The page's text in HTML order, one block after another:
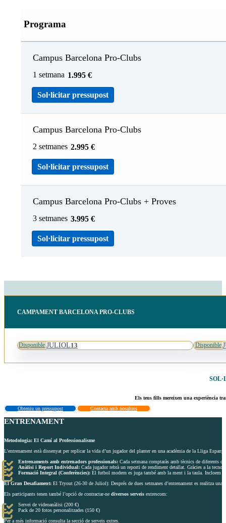
Programa
Campus Barcelona Pro-Clubs
1 setmana 1.995 €
Sol·licitar pressupost
Campus Barcelona Pro-Clubs
2 setmanes 2.995 €
Sol·licitar pressupost
Campus Barcelona Pro-Clubs + Proves
3 setmanes 3.995 €
Sol·licitar pressupost
CAMPAMENT BARCELONA PRO-CLUBS
Disponible JULIOL13 Disponible
Els teus fills mereixen una experiència
Obteniu un pressupost
Contacta amb nosaltres
ENTRENAMENT
Metodologia: El Camí al Professionalisme
L’entrenament està dissenyat per replicar la vida d’un jugador del planter en una acadèmia de la Lliga
Entrenaments amb entrenadors professionals: Cada setmana comptaràs amb tècnics de diferents
Anàlisi i Report Individual: Cada jugador rebrà un reporti de rendiment detallat. Gràcies a la
Formació Integral (Conferències): El futbol modern es juga també amb la ment i la taula. Incloem
El Gran Desafiament: El Tryout (26-30 de Juliol): Després de dues setmanes d’entrenament es realitza
Els participants tenen també l’opció de contractar-ne diversos serveis extrescom:
Servei de videoanàlisi (200 €)
Pack de 20 fotos personalitzades (150 €)
Per a més informació consulta la secció de serveis extres.